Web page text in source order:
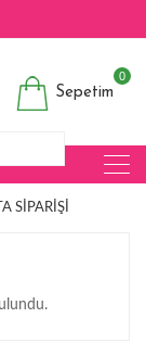
Sepetim
0
SIPARIŞI